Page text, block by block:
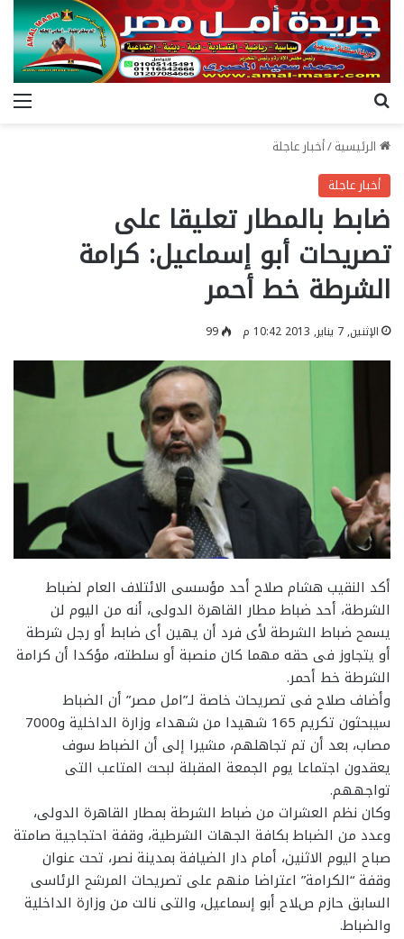
الرئيسية/أخبار عاجلة
أخبار عاجلة
ضابط بالمطار تعليقا على
تصريحات أبو إسماعيل: كرامة
الشرطة خط أحمر
الإثنين, 7 يناير, 2013 10:42 م 99
أكد النقيب هشام صلاح أحد مؤسسى الائتلاف العام لضباط
الشرطة، أحد ضباط مطار القاهرة الدولى، أنه من اليوم لن
يسمح ضباط الشرطة لأى فرد أن يهين أى ضابط أو رجل شرطة
أو يتجاوز فى حقه مهما كان منصبة أو سلطته، مؤكدا أن كرامة
الشرطة خط أحمر.
وأضاف صلاح فى تصريحات خاصة لـ”امل مصر” أن الضباط
سيبحثون تكريم 165 شهيدا من شهداء وزارة الداخلية و7000
مصاب، بعد أن تم تجاهلهم، مشيرا إلى أن الضباط سوف
يعقدون اجتماعا يوم الجمعة المقبلة لبحث المتاعب التى
تواجههم.
وكان نظم العشرات من ضباط الشرطة بمطار القاهرة الدولى،
وعدد من الضباط بكافة الجهات الشرطية، وقفة احتجاجية صامتة
صباح اليوم اﻻ‌ثنين، أمام دار الضيافة بمدينة نصر، تحت عنوان
وقفة “الكرامة” اعتراضا منهم على تصريحات المرشح الرئاسى
السابق حازم صﻼ‌ح أبو إسماعيل، والتى نالت من وزارة الداخلية
والضباط.